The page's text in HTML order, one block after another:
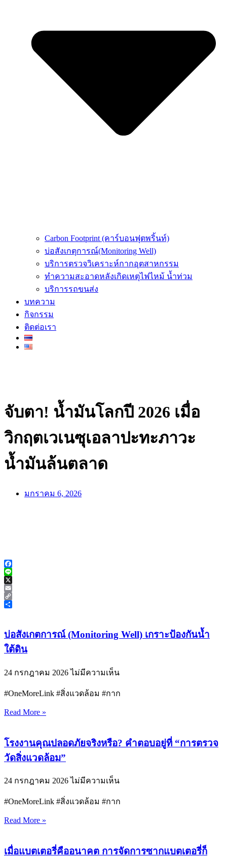
Carbon Footprint (คาร์บอนฟุตพริ้นท์)
บ่อสังเกตุการณ์(Monitoring Well)
บริการตรวจวิเคราะห์กากอุตสาหกรรม
ทำความสะอาดหลังเกิดเหตุไฟไหม้ น้ำท่วม
บริการรถขนส่ง
บทความ
กิจกรรม
ติดต่อเรา
จับตา! น้ำมันโลกปี 2026 เมื่อ
วิกฤตเวเนซุเอลาปะทะภาวะ
น้ำมันล้นตลาด
มกราคม 6, 2026
Facebook
Line
X
Email
Copy
บ่อสังเกตการณ์ (Monitoring Well) เกราะป้องกันน้ำ
ใต้ดิน
24 กรกฎาคม 2026ไม่มีความเห็น
#OneMoreLink #สิ่งแวดล้อม #กาก
Read More »
โรงงานคุณปลอดภัยจริงหรือ? คำตอบอยู่ที่ “การตรวจ
วัดสิ่งแวดล้อม”
24 กรกฎาคม 2026ไม่มีความเห็น
#OneMoreLink #สิ่งแวดล้อม #กาก
Read More »
เมื่อแบตเตอรี่คืออนาคต การจัดการซากแบตเตอรี่ก็